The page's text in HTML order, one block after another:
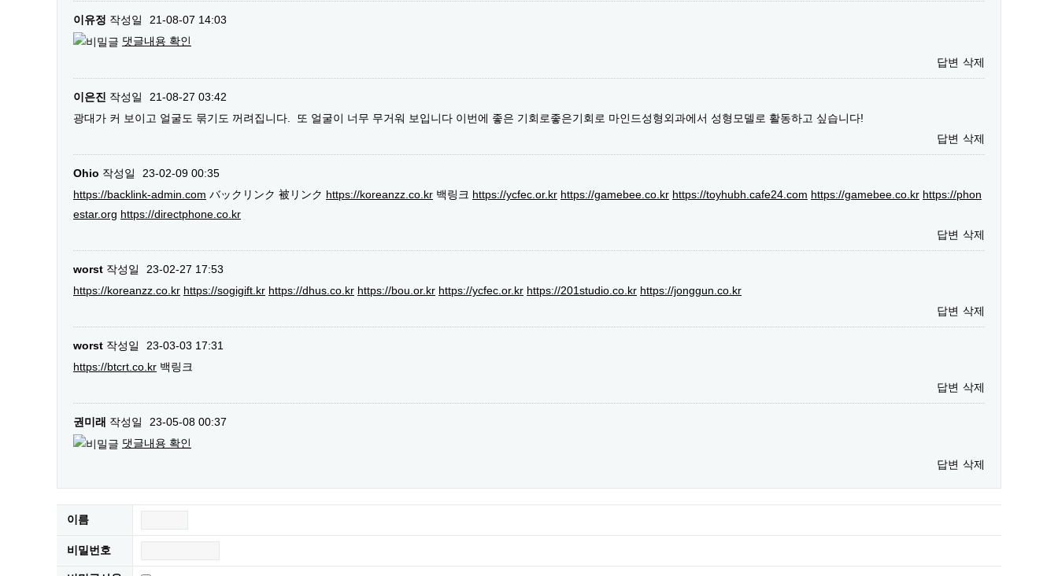
이유정 작성일
21-08-07 14:03
댓글내용 확인
답변 삭제
이은진 작성일
21-08-27 03:42
광대가 커 보이고 얼굴도 묶기도 꺼려집니다. 또 얼굴이 너무 무거워 보입니다 이번에 좋은 기회로좋은기회로 마인드성형외과에서 성형모델로 활동하고 싶습니다!
답변 삭제
Ohio 작성일
23-02-09 00:35
https://backlink-admin.com バックリンク 被リンク https://koreanzz.co.kr 백링크 https://ycfec.or.kr https://gamebee.co.kr https://toyhubh.cafe24.com https://gamebee.co.kr https://phon
estar.org https://directphone.co.kr
답변 삭제
worst 작성일
23-02-27 17:53
https://koreanzz.co.kr https://sogigift.kr https://dhus.co.kr https://bou.or.kr https://ycfec.or.kr https://201studio.co.kr https://jonggun.co.kr
답변 삭제
worst 작성일
23-03-03 17:31
https://btcrt.co.kr 백링크
답변 삭제
권미래 작성일
23-05-08 00:37
댓글내용 확인
답변 삭제
이름
비밀번호